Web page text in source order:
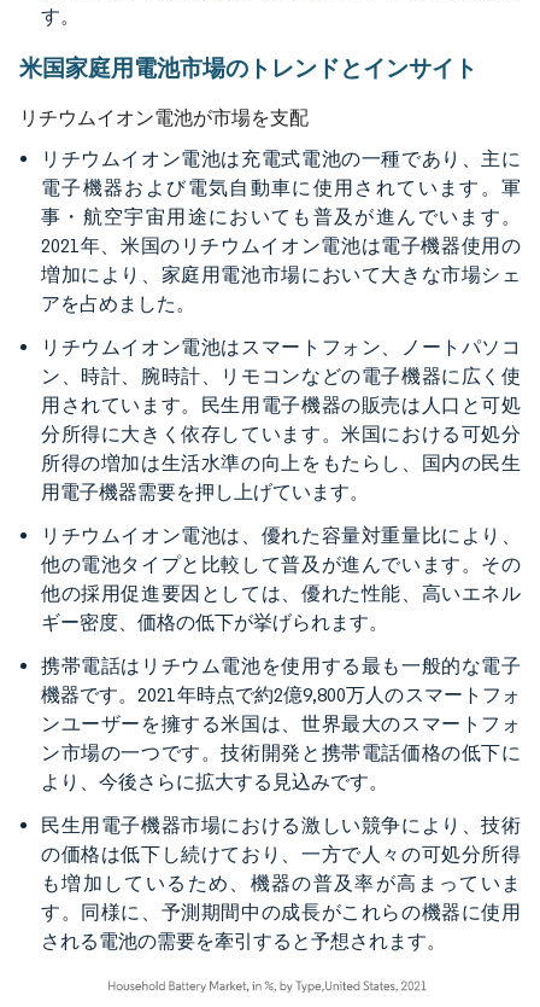
す。
米国家庭用電池市場のトレンドとインサイト
リチウムイオン電池が市場を支配
リチウムイオン電池は充電式電池の一種であり、主に
電子機器および電気自動車に使用されています。軍
事・航空宇宙用途においても普及が進んでいます。
2021年、米国のリチウムイオン電池は電子機器使用の
増加により、家庭用電池市場において大きな市場シェ
アを占めました。
リチウムイオン電池はスマートフォン、ノートパソコ
ン、時計、腕時計、リモコンなどの電子機器に広く使
用されています。民生用電子機器の販売は人口と可処
分所得に大きく依存しています。米国における可処分
所得の増加は生活水準の向上をもたらし、国内の民生
用電子機器需要を押し上げています。
リチウムイオン電池は、優れた容量対重量比により、
他の電池タイプと比較して普及が進んでいます。その
他の採用促進要因としては、優れた性能、高いエネル
ギー密度、価格の低下が挙げられます。
携帯電話はリチウム電池を使用する最も一般的な電子
機器です。2021年時点で約2億9,800万人のスマートフォ
ンユーザーを擁する米国は、世界最大のスマートフォ
ン市場の一つです。技術開発と携帯電話価格の低下に
より、今後さらに拡大する見込みです。
民生用電子機器市場における激しい競争により、技術
の価格は低下し続けており、一方で人々の可処分所得
も増加しているため、機器の普及率が高まっていま
す。同様に、予測期間中の成長がこれらの機器に使用
される電池の需要を牽引すると予想されます。